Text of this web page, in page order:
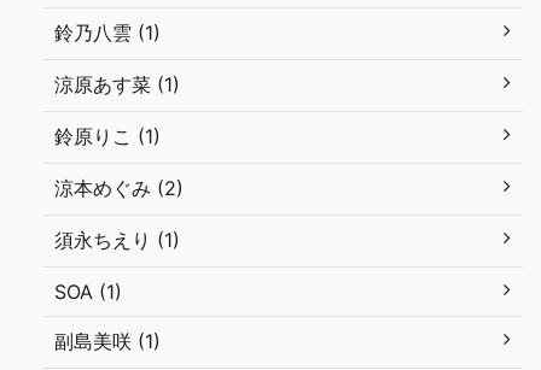
鈴乃八雲 (1)
涼原あす菜 (1)
鈴原りこ (1)
涼本めぐみ (2)
須永ちえり (1)
SOA (1)
副島美咲 (1)